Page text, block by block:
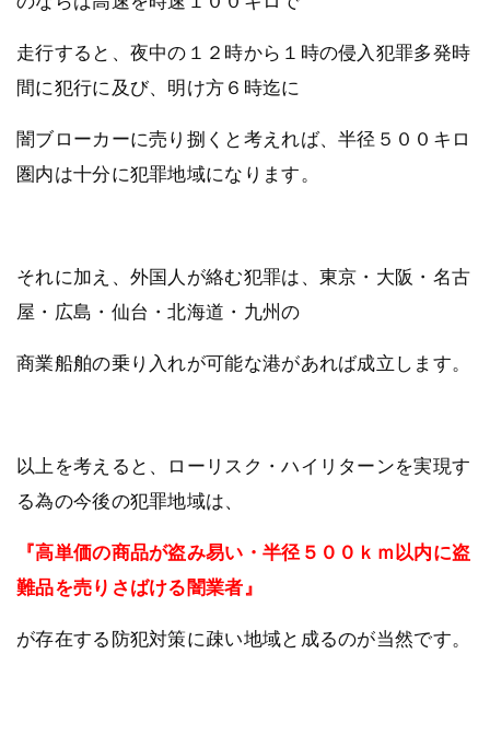
走行すると、夜中の１２時から１時の侵入犯罪多発時
間に犯行に及び、明け方６時迄に
闇ブローカーに売り捌くと考えれば、半径５００キロ
圏内は十分に犯罪地域になります。
それに加え、外国人が絡む犯罪は、東京・大阪・名古
屋・広島・仙台・北海道・九州の
商業船舶の乗り入れが可能な港があれば成立します。
以上を考えると、ローリスク・ハイリターンを実現す
る為の今後の犯罪地域は、
『高単価の商品が盗み易い・半径５００ｋｍ以内に盗
難品を売りさばける闇業者』
が存在する防犯対策に疎い地域と成るのが当然です。